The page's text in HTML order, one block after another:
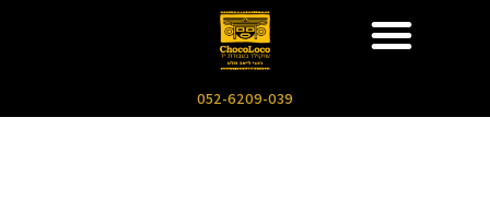
052-6209-039